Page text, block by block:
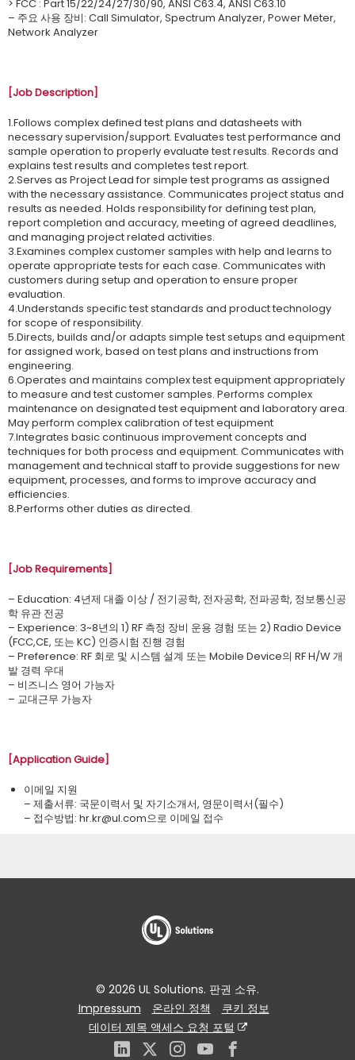
> FCC : Part 15/22/24/27/30/90, ANSI C63.4, ANSI C63.10
– 주요 사용 장비: Call Simulator, Spectrum Analyzer, Power Meter,
Network Analyzer
[Job Description]
1.Follows complex defined test plans and datasheets with
necessary supervision/support. Evaluates test performance and
sample operation to properly evaluate test results. Records and
explains test results and completes test report.
2.Serves as Project Lead for simple test programs as assigned
with the necessary assistance. Communicates project status and
results as needed. Holds responsibility for defining test plan,
report completion and accuracy, meeting of agreed deadlines,
and managing project related activities. ​
3.Examines complex customer samples with help and learns to
operate appropriate tests for each case. Communicates with
customers during setup and operation to ensure proper
evaluation.
4.Understands specific test standards and product technology
for scope of responsibility.
5.Directs, builds and/or adapts simple test setups and equipment
for assigned work, based on test plans and instructions from
engineering.
6.Operates and maintains complex test equipment appropriately
to measure and test customer samples. Performs complex
maintenance on designated test equipment and laboratory area.
May perform complex calibration of test equipment
7.Integrates basic continuous improvement concepts and
techniques for both process and equipment. Communicates with
management and technical staff to provide suggestions for new
equipment, processes, and forms to improve accuracy and
efficiencies.
8.Performs other duties as directed.
[Job Requirements]
– Education: 4년제 대졸 이상 / 전기공학, 전자공학, 전파공학, 정보통신공
학 유관 전공
– Experience: 3~8년의 1) RF 측정 장비 운용 경험 또는 2) Radio Device
(FCC,CE, 또는 KC) 인증시험 진행 경험
– Preference: RF 회로 및 시스템 설계 또는 Mobile Device의 RF H/W 개
발 경력 우대
– 비즈니스 영어 가능자
– 교대근무 가능자
[Application Guide]
이메일 지원
– 제출서류: 국문이력서 및 자기소개서, 영문이력서(필수)
– 접수방법: ​hr.kr@ul.com으로 이메일 접수
© 2026 UL Solutions. 판권 소유.
Impressum
온라인 정책
쿠키 정보
데이터 제목 액세스 요청 포털